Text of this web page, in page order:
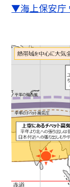
▼海上保安庁